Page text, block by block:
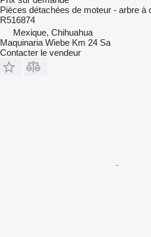
Pièces détachées de moteur - arbre à
R516874
Mexique, Chihuahua
Maquinaria Wiebe Km 24 Sa
Contacter le vendeur